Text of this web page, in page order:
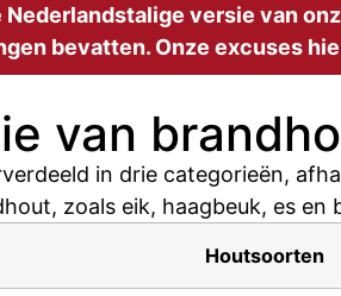
Nederlandstalige versie van
bevatten. Onze excuses
van
in drie categorieën,
zoals eik, haagbeuk, es
Houtsoorten